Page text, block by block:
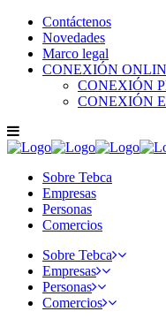
Contáctenos
Novedades
Marco legal
CONEXIÓN
CONEXIÓN
CONEXIÓN
Sobre Tebca
Empresas
Personas
Comercios
Sobre Tebca
Empresas
Personas
Comercios